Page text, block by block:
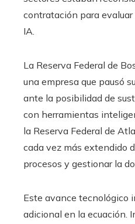
contratación para
IA.
La Reserva Federal de
una empresa que pausó
ante la posibilidad de
con herramientas
la Reserva Federal de
cada vez más extendido
procesos y gestionar la
Este avance tecnológico
adicional en la ecuación.